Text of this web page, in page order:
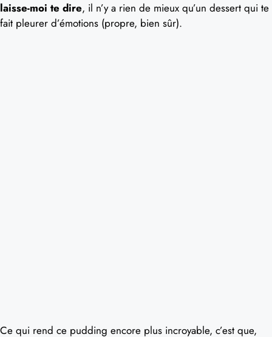
laisse-moi te dire, il n’y a rien de mieux qu’un dessert qui te
fait pleurer d’émotions (propre, bien sûr).
Ce qui rend ce pudding encore plus incroyable, c’est que,